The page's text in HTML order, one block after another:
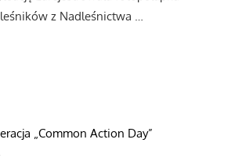
z Nadleśnictwa …
„Common Action Day”